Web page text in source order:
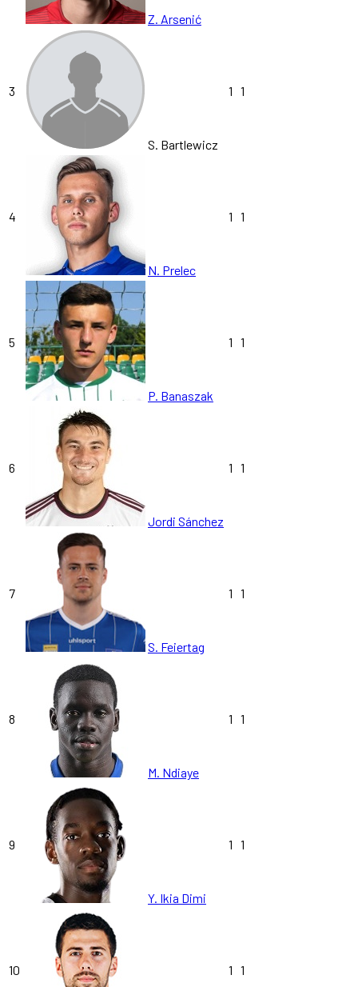
Z. Arsenić
3
S. Bartlewicz
1 1
4
N. Prelec
1 1
5
P. Banaszak
1 1
6
Jordi Sánchez
1 1
7
S. Feiertag
1 1
8
M. Ndiaye
1 1
9
Y. Ikia Dimi
1 1
10 1 1